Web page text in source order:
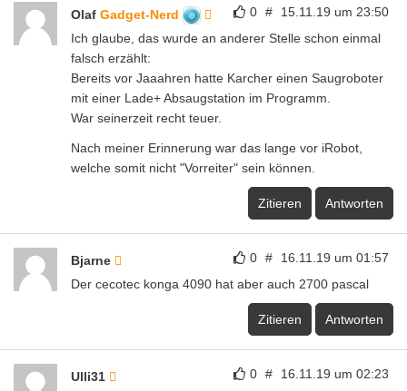
0 # 15.11.19 um 23:50
Olaf Gadget-Nerd
Ich glaube, das wurde an anderer Stelle schon einmal
falsch erzählt:
Bereits vor Jaaahren hatte Karcher einen Saugroboter
mit einer Lade+ Absaugstation im Programm.
War seinerzeit recht teuer.
Nach meiner Erinnerung war das lange vor iRobot,
welche somit nicht "Vorreiter" sein können.
Zitieren Antworten
0 # 16.11.19 um 01:57
Bjarne
Der cecotec konga 4090 hat aber auch 2700 pascal
Zitieren Antworten
0 # 16.11.19 um 02:23
Ulli31